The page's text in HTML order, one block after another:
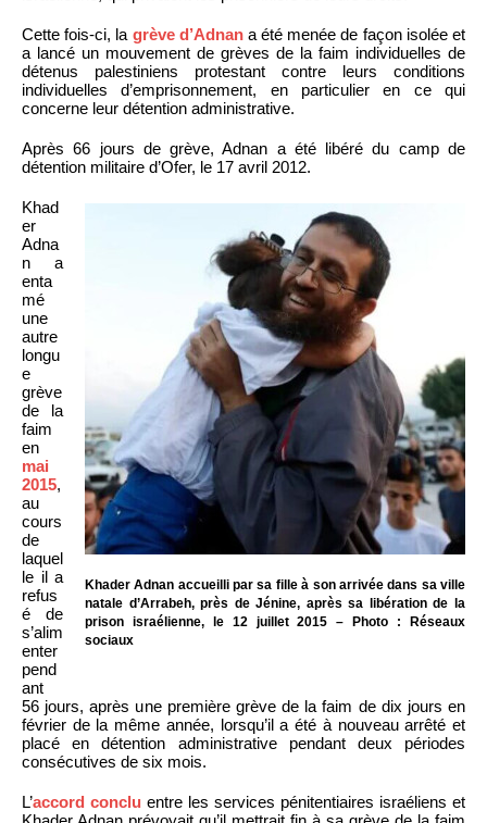
Cette fois-ci, la grève d’Adnana été menée de façon isolée et
a lancé un mouvement de grèves de la faim individuelles de
détenus palestiniens protestant contre leurs conditions
individuelles d’emprisonnement, en particulier en ce qui
concerne leur détention administrative.
Après 66 jours de grève, Adnan a été libéré du camp de
détention militaire d’Ofer, le 17 avril 2012.
Khader Adnan accueilli par sa fille à son arrivée dans sa ville
natale d’Arrabeh, près de Jénine, après sa libération de la
prison israélienne, le 12 juillet 2015 – Photo : Réseaux
sociaux
Khad
er
Adna
n a
enta
mé
une
autre
longu
e
grève
de la
faim
en
mai
2015,
au
cours
de
laquel
le il a
refus
é de
s’alim
enter
pend
ant
56 jours, après une première grève de la faim de dix jours en
février de la même année, lorsqu’il a été à nouveau arrêté et
placé en détention administrative pendant deux périodes
consécutives de six mois.
L’accord conclu entre les services pénitentiaires israéliens et